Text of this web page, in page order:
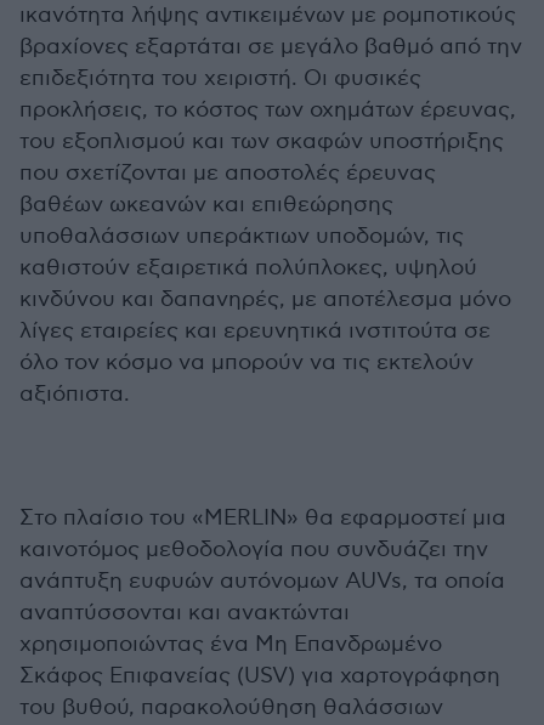
ικανότητα λήψης αντικειμένων με ρομποτικούς
βραχίονες εξαρτάται σε μεγάλο βαθμό από την
επιδεξιότητα του χειριστή. Οι φυσικές
προκλήσεις, το κόστος των οχημάτων έρευνας,
του εξοπλισμού και των σκαφών υποστήριξης
που σχετίζονται με αποστολές έρευνας
βαθέων ωκεανών και επιθεώρησης
υποθαλάσσιων υπεράκτιων υποδομών, τις
καθιστούν εξαιρετικά πολύπλοκες, υψηλού
κινδύνου και δαπανηρές, με αποτέλεσμα μόνο
λίγες εταιρείες και ερευνητικά ινστιτούτα σε
όλο τον κόσμο να μπορούν να τις εκτελούν
αξιόπιστα.
Στο πλαίσιο του «MERLIN» θα εφαρμοστεί μια
καινοτόμος μεθοδολογία που συνδυάζει την
ανάπτυξη ευφυών αυτόνομων AUVs, τα οποία
αναπτύσσονται και ανακτώνται
χρησιμοποιώντας ένα Μη Επανδρωμένο
Σκάφος Επιφανείας (USV) για χαρτογράφηση
του βυθού, παρακολούθηση θαλάσσιων